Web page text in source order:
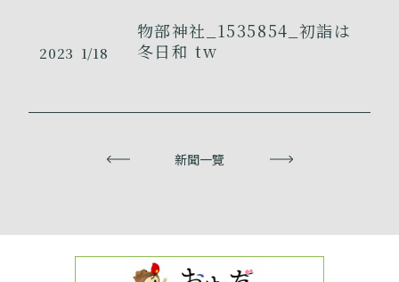
2023 1/18
物部神社_1535854_初詣は
冬日和 tw
新聞一覽